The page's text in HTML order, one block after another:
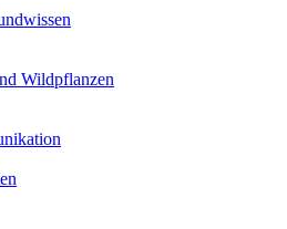
Wildpflanzen